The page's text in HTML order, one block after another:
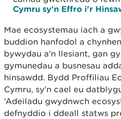
Cymru sy'n Effro i'r
Mae ecosystemau iach a
buddion hanfodol a
bywydau a'n llesiant, gan
gymunedau a busnesau
hinsawdd. Bydd Proffiliau
Cymru, sy'n cael eu
‘Adeiladu gwydnwch
defnyddio i ddeall statws